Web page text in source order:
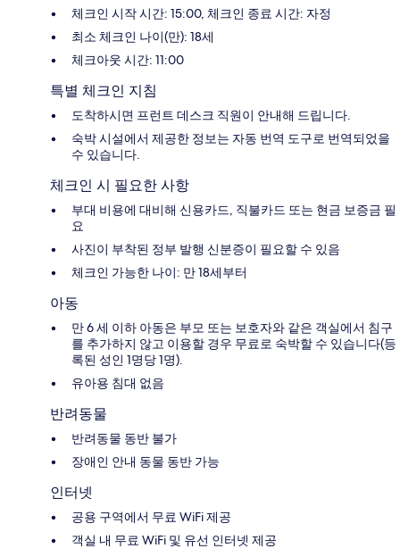
체크인 시작 시간: 15:00, 체크인 종료 시간: 자정
최소 체크인 나이(만): 18세
체크아웃 시간: 11:00
특별 체크인 지침
도착하시면 프런트 데스크 직원이 안내해 드립니다.
숙박 시설에서 제공한 정보는 자동 번역 도구로 번역되었을
수 있습니다.
체크인 시 필요한 사항
부대 비용에 대비해 신용카드, 직불카드 또는 현금 보증금 필
요
사진이 부착된 정부 발행 신분증이 필요할 수 있음
체크인 가능한 나이: 만 18세부터
아동
만 6 세 이하 아동은 부모 또는 보호자와 같은 객실에서 침구
를 추가하지 않고 이용할 경우 무료로 숙박할 수 있습니다(등
록된 성인 1명당 1명).
유아용 침대 없음
반려동물
반려동물 동반 불가
장애인 안내 동물 동반 가능
인터넷
공용 구역에서 무료 WiFi 제공
객실 내 무료 WiFi 및 유선 인터넷 제공